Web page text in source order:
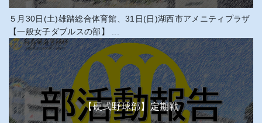
５月30日(土)雄踏総合体育館、31日(日)湖西市アメニティプラザ
【一般女子ダブルスの部】 ...
【硬式野球部】定期戦